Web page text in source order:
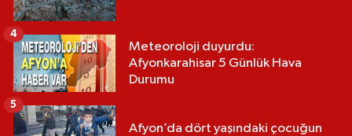
Meteoroloji duyurdu:
Afyonkarahisar 5 Günlük Hava
Durumu
4
Afyon’da dört yaşındaki çocuğun
5